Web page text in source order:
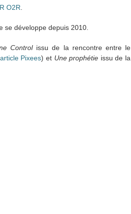
O2R.
se développe depuis 2010.
Controlissu de la rencontre entre le
Pixees) et Une prophétie issu de la